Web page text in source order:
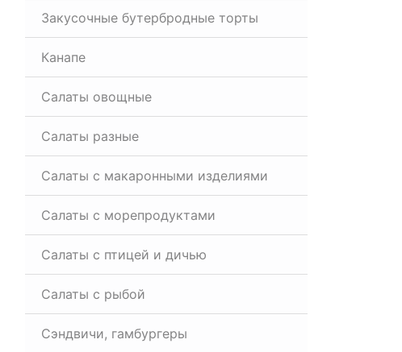
Закусочные бутербродные торты
Канапе
Салаты овощные
Салаты разные
Салаты с макаронными изделиями
Салаты с морепродуктами
Салаты с птицей и дичью
Салаты с рыбой
Сэндвичи, гамбургеры